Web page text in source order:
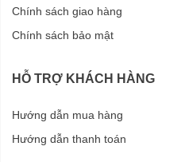
Chính sách giao hàng
Chính sách bảo mật
HỖ TRỢ KHÁCH HÀNG
Hướng dẫn mua hàng
Hướng dẫn thanh toán